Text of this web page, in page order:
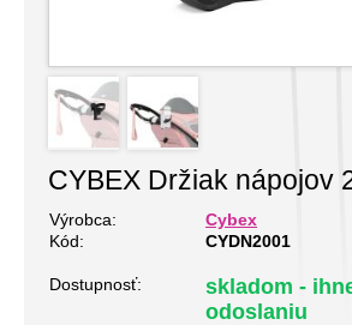
CYBEX Držiak nápojov
Výrobca:
Cybex
Kód:
CYDN2001
Dostupnosť:
skladom -
odoslaniu